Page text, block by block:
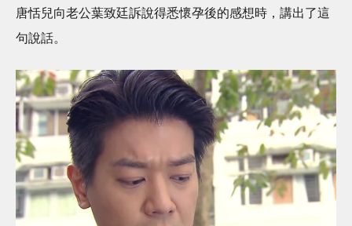
唐恬兒向老公葉致廷訴說得悉懷孕後的感想時，講出了這
句說話。